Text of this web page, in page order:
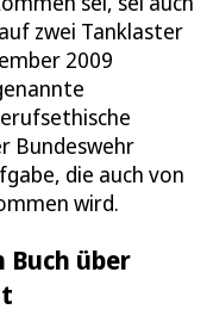
zwei Tanklaster
2009
Bundeswehr
die auch von
wird.
Buch über